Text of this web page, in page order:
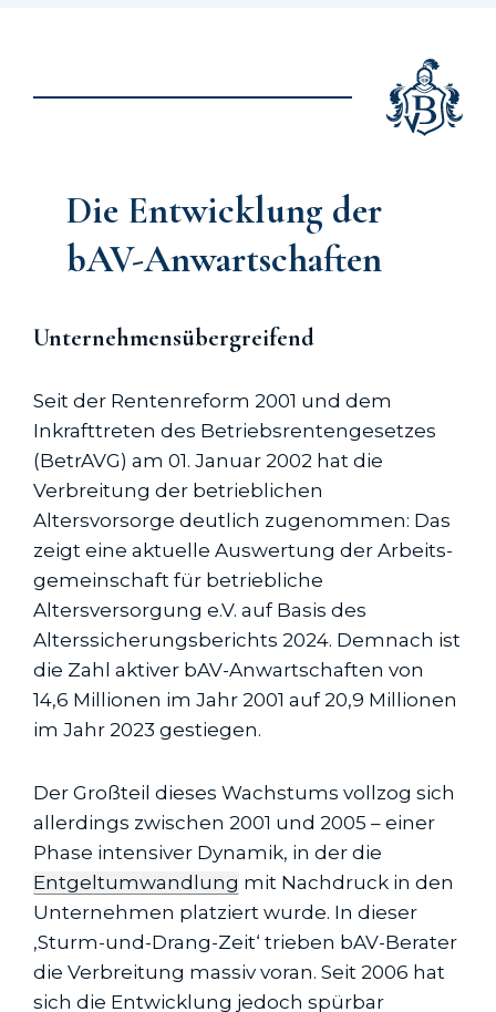
Die Entwicklung der
bAV-Anwartschaften
Unternehmensübergreifend
Seit der Rentenreform 2001 und dem
Inkrafttreten des Betriebsrentengesetzes
(BetrAVG) am 01. Januar 2002 hat die
Verbreitung der betrieblichen
Altersvorsorge deutlich zugenommen: Das
zeigt eine aktuelle Auswertung der Arbeits­
gemeinschaft für betriebliche
Altersversorgung e.V. auf Basis des
Alterssicherungsberichts 2024. Demnach ist
die Zahl aktiver bAV-Anwartschaften von
14,6 Millionen im Jahr 2001 auf 20,9 Millionen
im Jahr 2023 gestiegen.
Der Großteil dieses Wachstums vollzog sich
allerdings zwischen 2001 und 2005 – einer
Phase intensiver Dynamik, in der die
Entgeltumwandlung mit Nachdruck in den
Unternehmen platziert wurde. In dieser
‚Sturm-und-Drang-Zeit‘ trieben bAV-Berater
die Verbreitung massiv voran. Seit 2006 hat
sich die Entwicklung jedoch spürbar